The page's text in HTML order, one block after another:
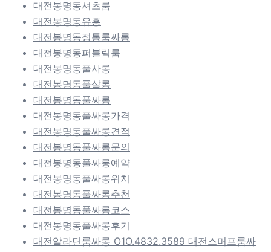
대전봉명동셔츠룸
대전봉명동유흥
대전봉명동정통룸싸롱
대전봉명동퍼블릭룸
대전봉명동풀사롱
대전봉명동풀살롱
대전봉명동풀싸롱
대전봉명동풀싸롱가격
대전봉명동풀싸롱견적
대전봉명동풀싸롱문의
대전봉명동풀싸롱예약
대전봉명동풀싸롱위치
대전봉명동풀싸롱추천
대전봉명동풀싸롱코스
대전봉명동풀싸롱후기
대전알라딘룸싸롱 O1O.4832.3589 대전스머프룸싸